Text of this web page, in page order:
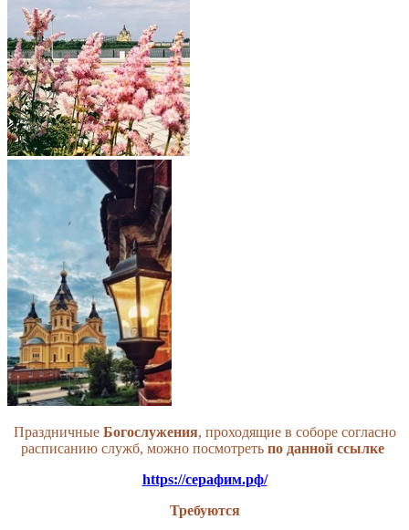
ПраздничныеБогослужения, проходящие в соборе согласно
расписанию служб, можно посмотреть по данной ссылке
https://серафим.рф/
Требуются